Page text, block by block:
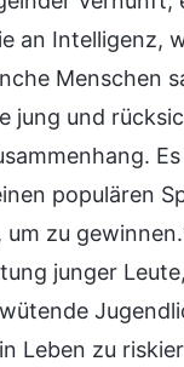
an Intelligenz,
Menschen
jung und
populären
um zu
junger
Leben zu